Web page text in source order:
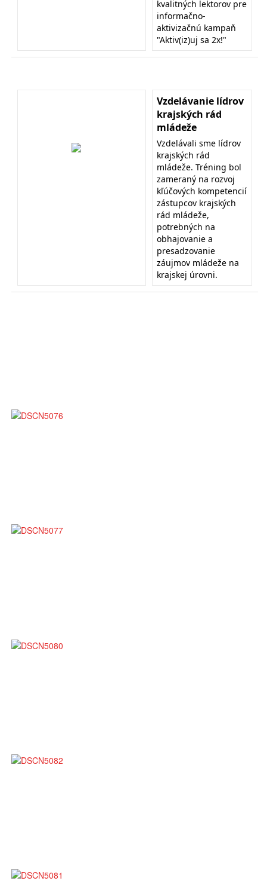
kvalitných lektorov pre
informačno-
aktivizačnú kampaň
"Aktiv(iz)uj sa 2x!"
Vzdelávanie lídrov
krajských rád
mládeže
Vzdelávali sme lídrov
krajských rád
mládeže. Tréning bol
zameraný na rozvoj
kľúčových kompetencií
zástupcov krajských
rád mládeže,
potrebných na
obhajovanie a
presadzovanie
záujmov mládeže na
krajskej úrovni.